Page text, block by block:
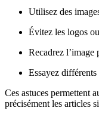
Utilisez des
Évitez les logos
Recadrez l’image
Essayez
Ces astuces permettent
précisément les articles